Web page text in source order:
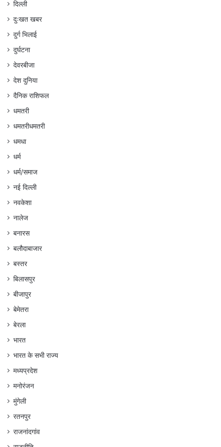
दिल्ली
दुःखत खबर
दुर्ग भिलाई
दुर्घटना
देवरबीजा
देश दुनिया
दैनिक राशिफल
धमतरी
धमतरीधमतरी
धमधा
धर्म
धर्म/समाज
नई दिल्ली
नवकेशा
नालेज
बनारस
बलौदाबाजार
बस्तर
बिलासपुर
बीजापुर
बेमेतरा
बेरला
भारत
भारत के सभी राज्य
मध्यप्रदेश
मनोरंजन
मुंगेली
रतनपुर
राजनांदगांव